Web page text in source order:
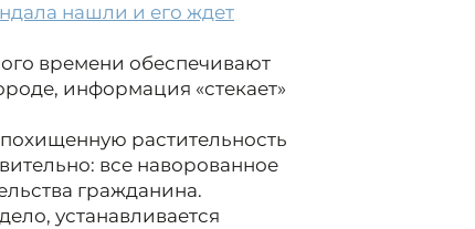
нашли и его ждет
времени обеспечивают
информация «стекает»
растительность
все наворованное
гражданина.
устанавливается